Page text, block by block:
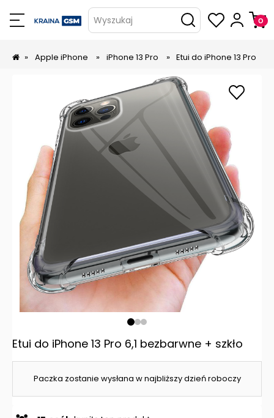
Wyszukaj
» Apple iPhone » iPhone 13 Pro » Etui do iPhone 13 Pro
Paczka zostanie wysłana w najbliższy dzień roboczy
Etui do iPhone 13 Pro 6,1 bezbarwne + szkło